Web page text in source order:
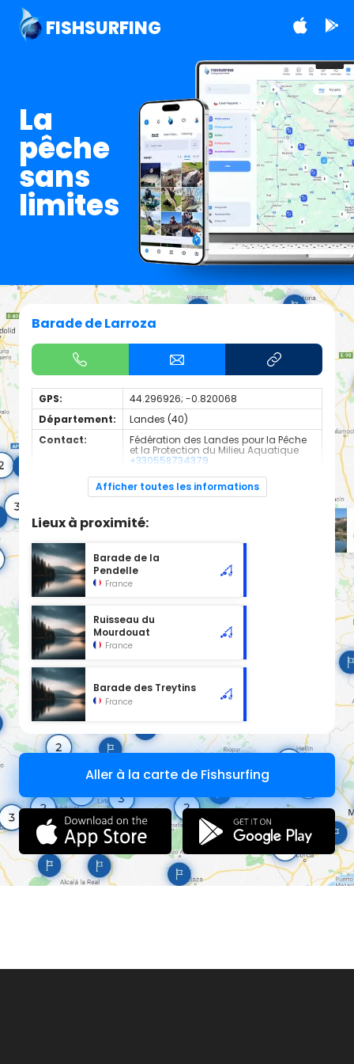
FISHSURFING
La
pêche
sans
limites
Barade de Larroza
GPS:
44.296926; -0.820068
Département:
Landes (40)
Contact:
Fédération des Landes pour la Pêche
et la Protection du Milieu Aquatique
+330558734379
Espèces de
Truite Fario
catégorie piscicole à cet emplacement.
Afficher toutes les informations
Lieux à proximité:
Barade de la
Pendelle
France
Ruisseau du
Mourdouat
France
Barade des Treytins
France
Aller à la carte de Fishsurfing